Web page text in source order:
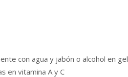
con agua y jabón o alcohol en gel
en vitamina A y C